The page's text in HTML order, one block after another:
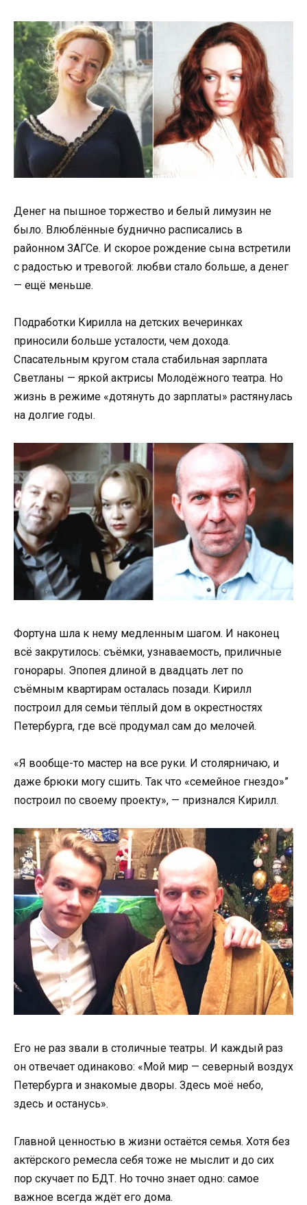
Денег на пышное торжество и белый лимузин не
было. Влюблённые буднично расписались в
районном ЗАГСе. И скорое рождение сына встретили
с радостью и тревогой: любви стало больше, а денег
— ещё меньше.
Подработки Кирилла на детских вечеринках
приносили больше усталости, чем дохода.
Спасательным кругом стала стабильная зарплата
Светланы — яркой актрисы Молодёжного театра. Но
жизнь в режиме «дотянуть до зарплаты» растянулась
на долгие годы.
Фортуна шла к нему медленным шагом. И наконец
всё закрутилось: съёмки, узнаваемость, приличные
гонорары. Эпопея длиной в двадцать лет по
съёмным квартирам осталась позади. Кирилл
построил для семьи тёплый дом в окрестностях
Петербурга, где всё продумал сам до мелочей.
«Я вообще-то мастер на все руки. И столярничаю, и
даже брюки могу сшить. Так что «семейное гнездо»”
построил по своему проекту», — признался Кирилл.
Его не раз звали в столичные театры. И каждый раз
он отвечает одинаково: «Мой мир — северный воздух
Петербурга и знакомые дворы. Здесь моё небо,
здесь и останусь».
Главной ценностью в жизни остаётся семья. Хотя без
актёрского ремесла себя тоже не мыслит и до сих
пор скучает по БДТ. Но точно знает одно: самое
важное всегда ждёт его дома.